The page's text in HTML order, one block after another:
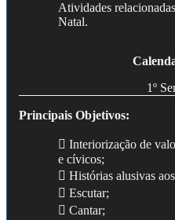
Atividades
Natal.
1º
Principais Objetivos:
 Interiorização de
e cívicos;
 Histórias alusivas
 Escutar;
 Cantar;